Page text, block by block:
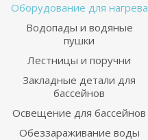
Оборудование для нагрева
Водопады и водяные
пушки
Лестницы и поручни
Закладные детали для
бассейнов
Освещение для бассейнов
Обеззараживание воды